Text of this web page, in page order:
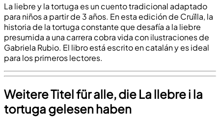
La liebre y la tortuga es un cuento tradicional adaptado
para niños a partir de 3 años. En esta edición de Cruïlla, la
historia de la tortuga constante que desafía a la liebre
presumida a una carrera cobra vida con ilustraciones de
Gabriela Rubio. El libro está escrito en catalán y es ideal
para los primeros lectores.
Weitere Titel für alle, die La llebre i la
tortuga gelesen haben